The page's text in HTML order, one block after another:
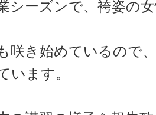
シーズンで、袴姿の
咲き始めているので
います。